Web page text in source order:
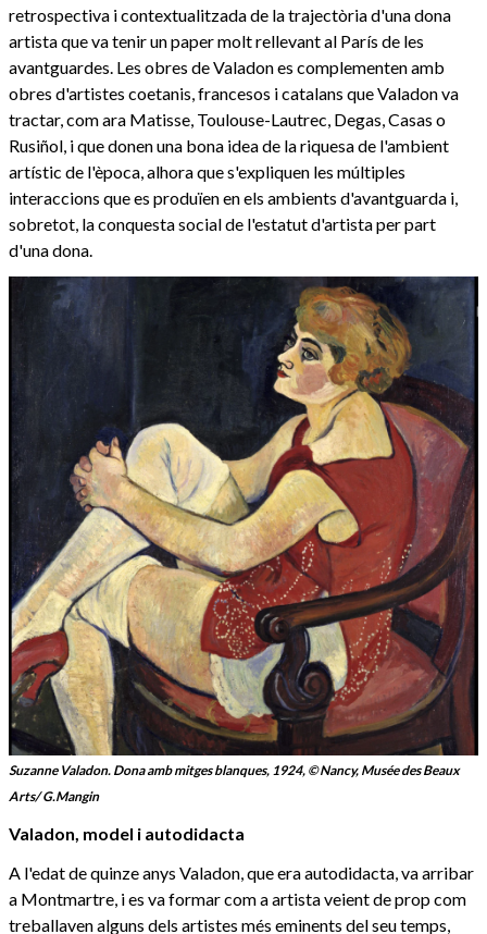
retrospectiva i contextualitzada de la trajectòria d'una dona
artista que va tenir un paper molt rellevant al París de les
avantguardes. Les obres de Valadon es complementen amb
obres d'artistes coetanis, francesos i catalans que Valadon va
tractar, com ara Matisse, Toulouse-Lautrec, Degas, Casas o
Rusiñol, i que donen una bona idea de la riquesa de l'ambient
artístic de l'època, alhora que s'expliquen les múltiples
interaccions que es produïen en els ambients d'avantguarda i,
sobretot, la conquesta social de l'estatut d'artista per part
d'una dona.
Suzanne Valadon. Dona amb mitges blanques, 1924, © Nancy, Musée des Beaux
Arts/ G.Mangin
Valadon, model i autodidacta
A l'edat de quinze anys Valadon, que era autodidacta, va arribar
a Montmartre, i es va formar com a artista veient de prop com
treballaven alguns dels artistes més eminents del seu temps,